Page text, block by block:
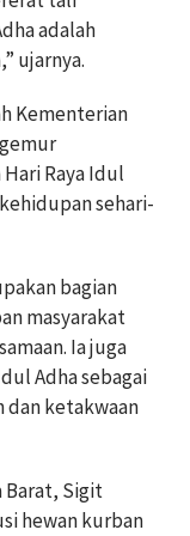
adalah
ujarnya.
Kementerian
Raya Idul
sehari-
bagian
masyarakat
Ia juga
Adha sebagai
dan ketakwaan
Barat, Sigit
hewan kurban